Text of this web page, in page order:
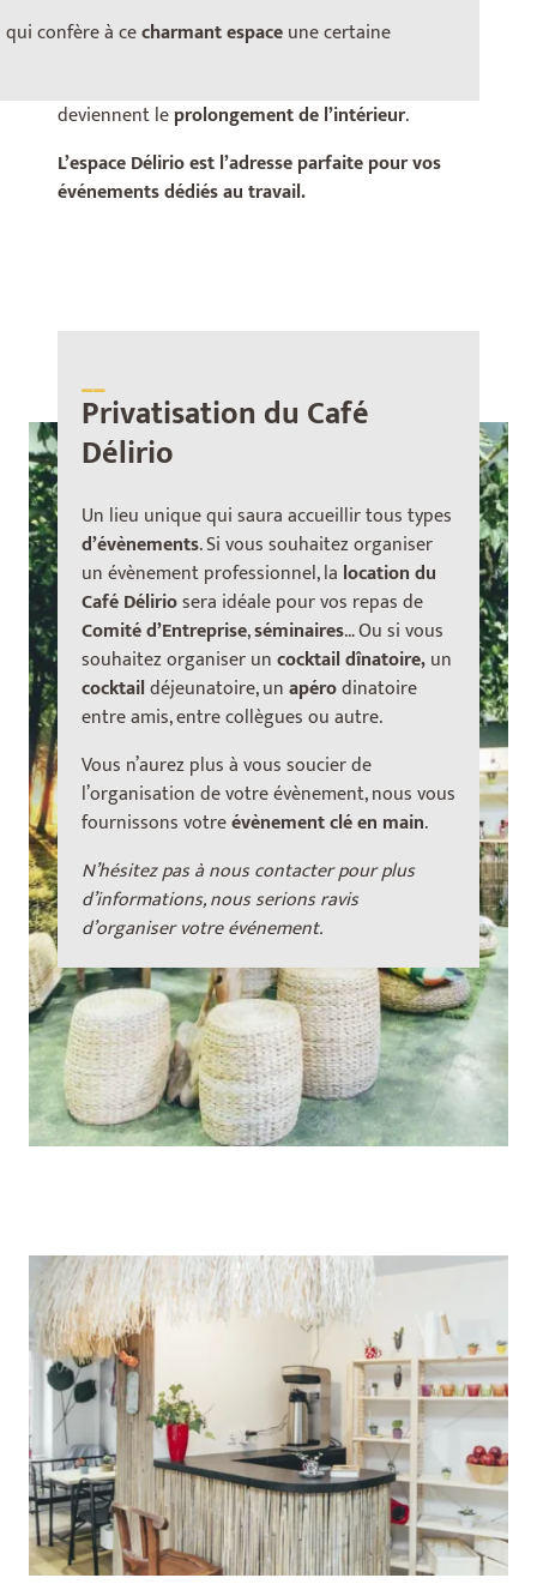
confère à cecharmant espaceune certaine
estprivatisablepour vosbrainstorming,
deviennent leprolongement de l’intérieur.
L’espace Délirio est l’adresse parfaite pour vos
événements dédiés au travail.
__
Privatisation du Café
Délirio
Un lieu unique qui saura accueillir tous types
d’évènements. Si vous souhaitez organiser
un évènement professionnel, la location du
Café Déliriosera idéale pour vos repas de
Comité d’Entreprise,séminaires… Ou si vous
souhaitez organiser uncocktail dînatoire,un
cocktaildéjeunatoire, unapérodinatoire
entre amis, entre collègues ou autre.
Vous n’aurez plus à vous soucier de
l’organisation de votre évènement, nous vous
fournissons votreévènement clé en main.
N’hésitez pas à nous contacter pour plus
d’informations, nous serions ravis
d’organiser votre événement.